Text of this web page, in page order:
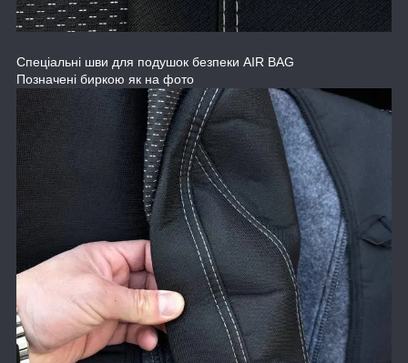
Спеціальні шви для подушок безпеки AIR BAG
Позначені биркою як на фото